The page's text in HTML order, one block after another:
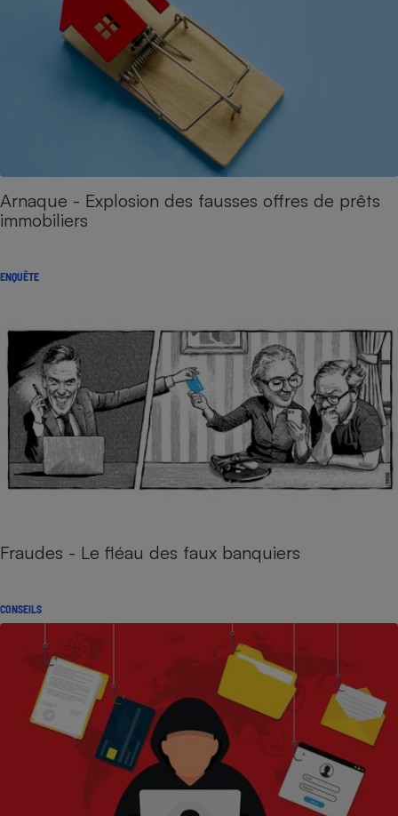
Arnaque - Explosion des fausses offres de prêts
immobiliers
ENQUÊTE
Fraudes - Le fléau des faux banquiers
CONSEILS